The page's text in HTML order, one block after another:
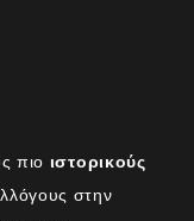
πιο ιστορικούς
στην